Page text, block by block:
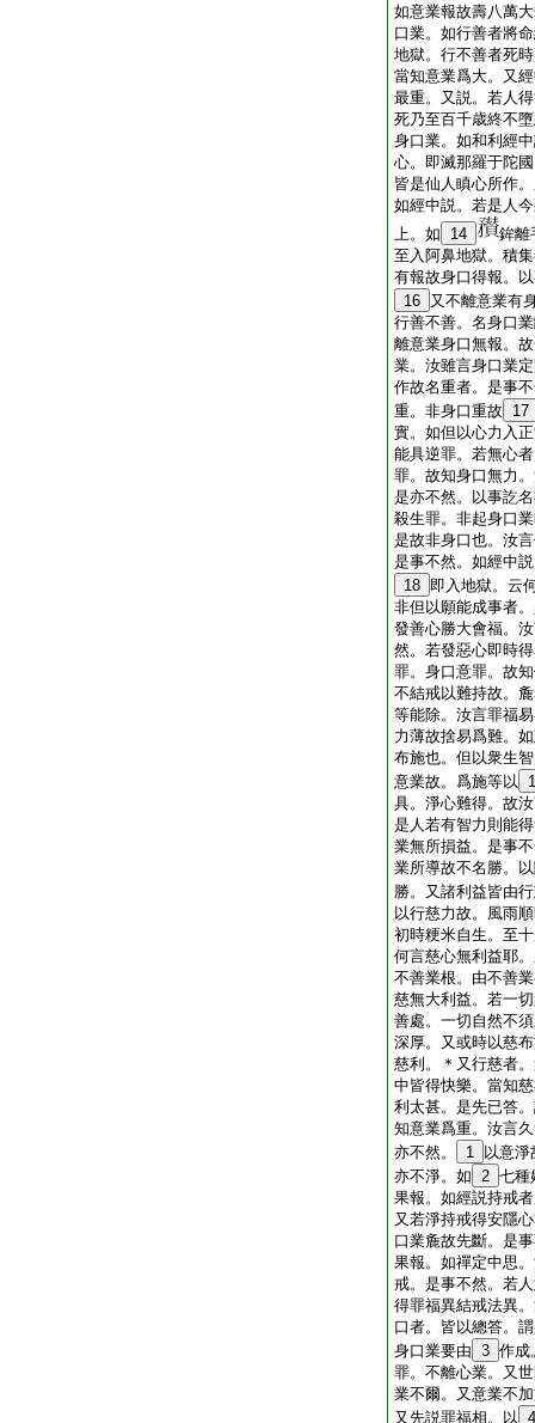
如意業報故壽八萬
口業。如行善者將
地獄。行不善者死
當知意業爲大。又
最重。又説。若人
死乃至百千歳終不
身口業。如和利經
心。即滅那羅于陀
皆是仙人瞋心所作
如經中説。若是人
上。如
14
鉾離
至入阿鼻地獄。積
有報故身口得報。
16 又不離意業有
行善不善。名身口
離意業身口無報。
業。汝雖言身口業
作故名重者。是事
重。非身口重故
17
實。如但以心力入
能具逆罪。若無心
罪。故知身口無力
是亦不然。以事訖
殺生罪。非起身口
是故非身口也。汝
是事不然。如經中
18 即入地獄。云
非但以願能成事者
發善心勝大會福。
然。若發惡心即時
罪。身口意罪。故
不結戒以難持故。
等能除。汝言罪福
力薄故捨易爲難。
布施也。但以衆生
意業故。爲施等以
具。淨心難得。故
是人若有智力則能
業無所損益。是事
業所導故不名勝。
勝。又諸利益皆由
以行慈力故。風雨
初時粳米自生。至
何言慈心無利益耶
不善業根。由不善
慈無大利益。若一
善處。一切自然不
深厚。又或時以慈
慈利。＊又行慈者
中皆得快樂。當知
利太甚。是先已答
知意業爲重。汝言
亦不然。
1
以意
亦不淨。如 2 七種
果報。如經説持戒
又若淨持戒得安隱
口業麁故先斷。是
果報。如禪定中思
戒。是事不然。若
得罪福異結戒法異
口者。皆以總答。
身口業要由 3 作成
罪。不離心業。又
業不爾。又意業不
又先説罪福相。以 4